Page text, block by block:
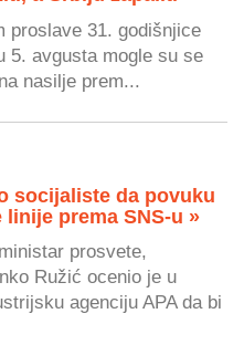
proslave 31. godišnjice
5. avgusta mogle su se
nasilje prem...
socijaliste da povuku
linije prema SNS-u »
prosvete,
Ružić ocenio je u
agenciju APA da bi